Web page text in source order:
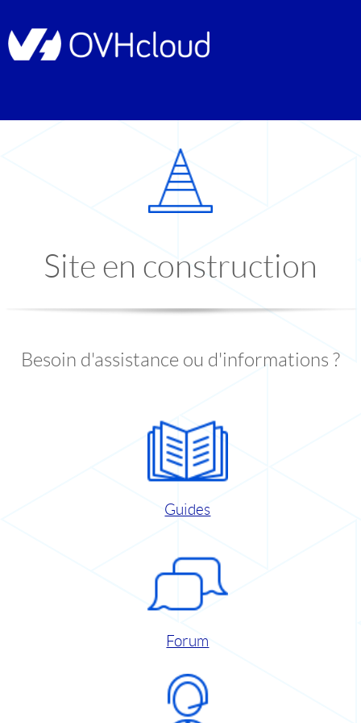
Site en construction
Besoin d'assistance ou d'informations ?
Guides
Forum